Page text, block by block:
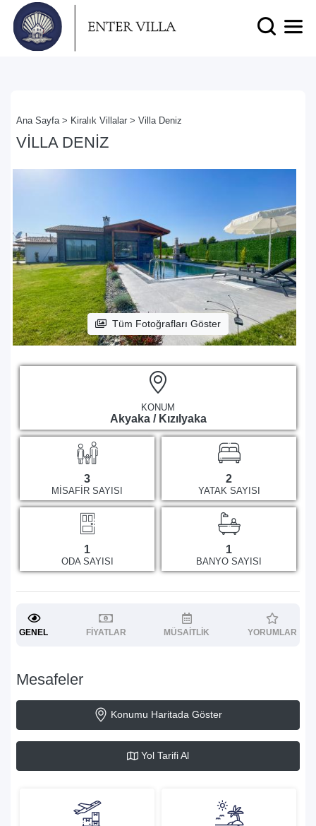
Ana Sayfa > Kiralık Villalar > Villa Deniz
VILLA DENIZ
Tüm Fotoğrafları Göster
KONUM
Akyaka / Kızılyaka
3
MISAFIR SAYISI
2
YATAK SAYISI
1
ODA SAYISI
1
BANYO SAYISI
GENEL FIYATLAR MÜSAITLIK YORUMLAR
Mesafeler
Konumu Haritada Göster
Yol Tarifi Al